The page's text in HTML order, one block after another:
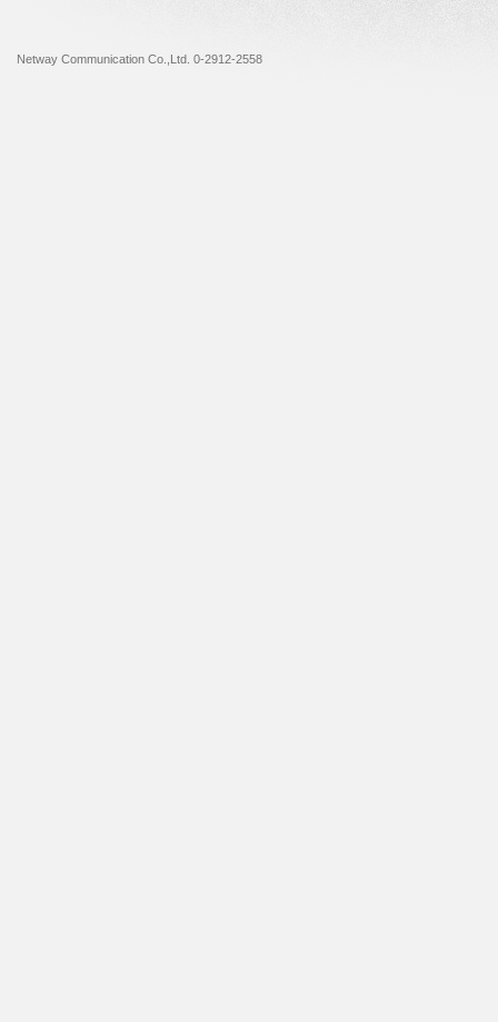
Netway Communication Co.,Ltd. 0-2912-2558